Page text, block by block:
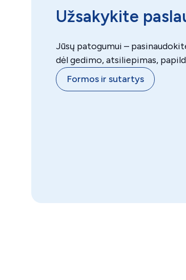
Užsakykite
Jūsų patogumui –
dėl gedimo, atsiliepimas,
Formos ir sutartys